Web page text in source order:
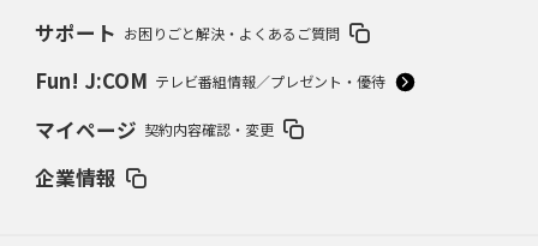
サポート お困りごと解決・よくあるご質問
Fun! J:COM テレビ番組情報／プレゼント・優待
マイページ 契約内容確認・変更
企業情報